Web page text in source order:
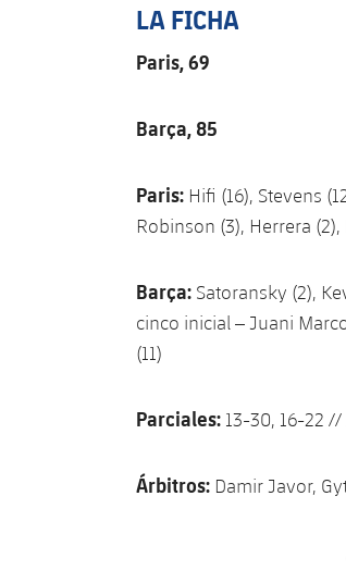
LA FICHA
Paris, 69
Barça, 85
Paris: Hifi (16), Stevens
Robinson (3), Herrera
Barça: Satoransky (2),
cinco inicial – Juani
(11)
Parciales: 13-30, 16-22 //
Árbitros: Damir Javor,